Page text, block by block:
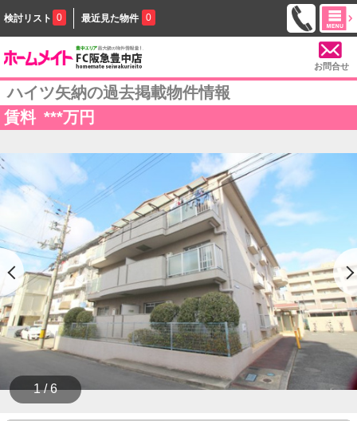
検討リスト 0 最近見た物件 0
お問合せ
ハイツ矢納の過去掲載物件情報
賃料 ***万円
1 / 6